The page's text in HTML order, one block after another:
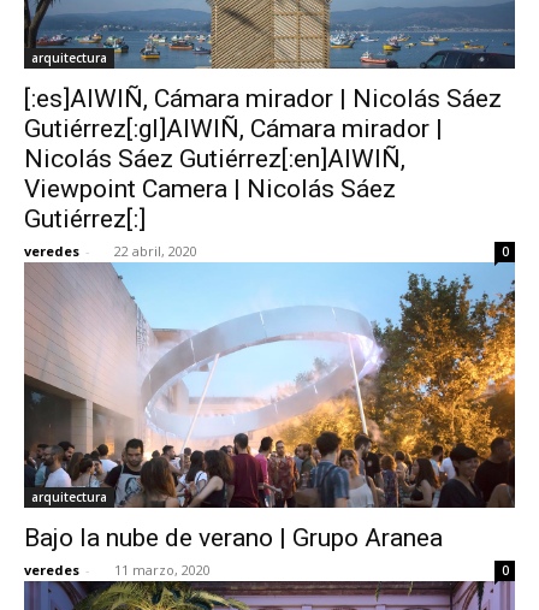
arquitectura
[:es]AIWIÑ, Cámara mirador | Nicolás Sáez
Gutiérrez[:gl]AIWIÑ, Cámara mirador |
Nicolás Sáez Gutiérrez[:en]AIWIÑ,
Viewpoint Camera | Nicolás Sáez
Gutiérrez[:]
veredes - 22 abril, 2020 0
arquitectura
Bajo la nube de verano | Grupo Aranea
veredes - 11 marzo, 2020 0